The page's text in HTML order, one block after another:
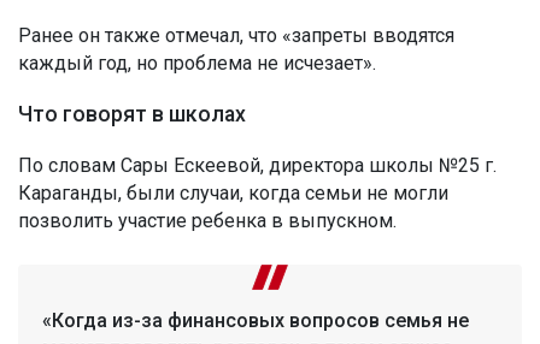
Ранее он также отмечал, что «запреты вводятся
каждый год, но проблема не исчезает».
Что говорят в школах
По словам Сары Ескеевой, директора школы №25 г.
Караганды, были случаи, когда семьи не могли
позволить участие ребенка в выпускном.
«Когда из-за финансовых вопросов семья не